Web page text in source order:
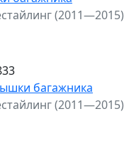
(2011—2015)
багажника
(2011—2015)